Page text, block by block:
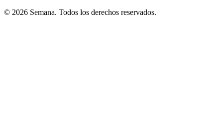
© 2026 Semana. Todos los derechos reservados.